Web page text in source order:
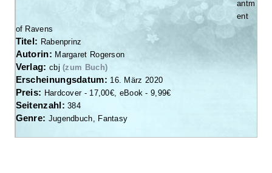
antm
ent
of Ravens
Titel: Rabenprinz
Autorin: Margaret Rogerson
Verlag: cbj (zum Buch)
Erscheinungsdatum: 16. März 2020
Preis: Hardcover - 17,00€, eBook - 9,99€
Seitenzahl:384
Genre: Jugendbuch, Fantasy